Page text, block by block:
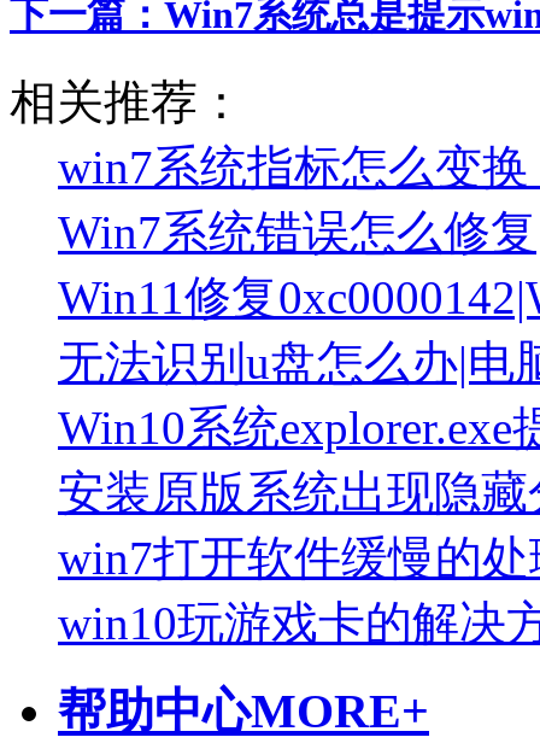
下一篇： Win7系统总是提示
相关推荐：
win7系统指标怎么变换
Win7系统错误怎么修
Win11修复
无法识别u盘怎么办|电
Win10系统
安装原版系统出现隐
win7打开软件缓慢的
win10玩游戏卡的解决
帮助中心MORE+